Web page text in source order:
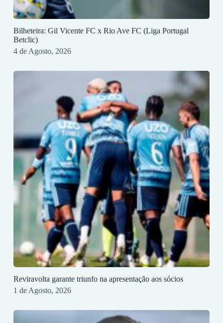
Bilheteira: Gil Vicente FC x Rio Ave FC (Liga Portugal
Betclic)
4 de Agosto, 2026
Reviravolta garante triunfo na apresentação aos sócios
1 de Agosto, 2026